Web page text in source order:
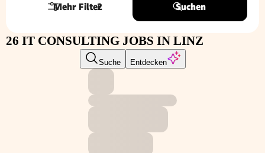
Mehr Filter
2 Suchen
26 IT CONSULTING JOBS IN LINZ
Suche Entdecken